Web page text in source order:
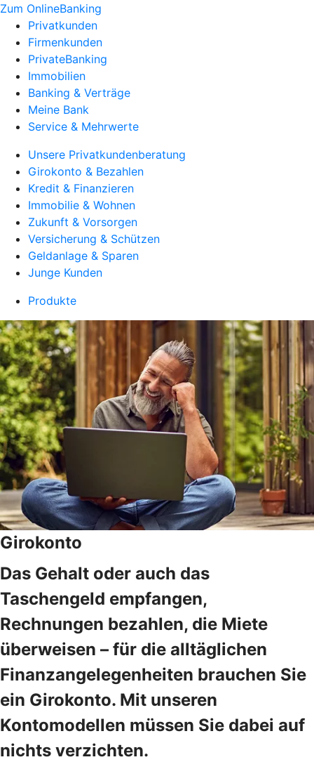
Zum OnlineBanking
Privatkunden
Firmenkunden
PrivateBanking
Immobilien
Banking & Verträge
Meine Bank
Service & Mehrwerte
Unsere Privatkundenberatung
Girokonto & Bezahlen
Kredit & Finanzieren
Immobilie & Wohnen
Zukunft & Vorsorgen
Versicherung & Schützen
Geldanlage & Sparen
Junge Kunden
Produkte
Girokonto
Das Gehalt oder auch das
Taschengeld empfangen,
Rechnungen bezahlen, die Miete
überweisen – für die alltäglichen
Finanzangelegenheiten brauchen Sie
ein Girokonto. Mit unseren
Kontomodellen müssen Sie dabei auf
nichts verzichten.